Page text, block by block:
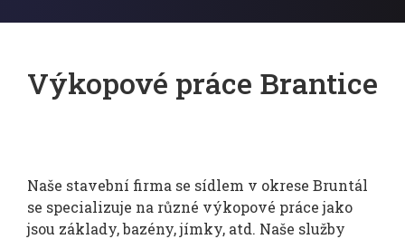
Výkopové práce Brantice
Naše stavební firma se sídlem v okrese Bruntál
se specializuje na různé výkopové práce jako
jsou základy, bazény, jímky, atd. Naše služby